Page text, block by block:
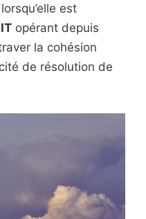
est
opérant depuis
la cohésion
de résolution de